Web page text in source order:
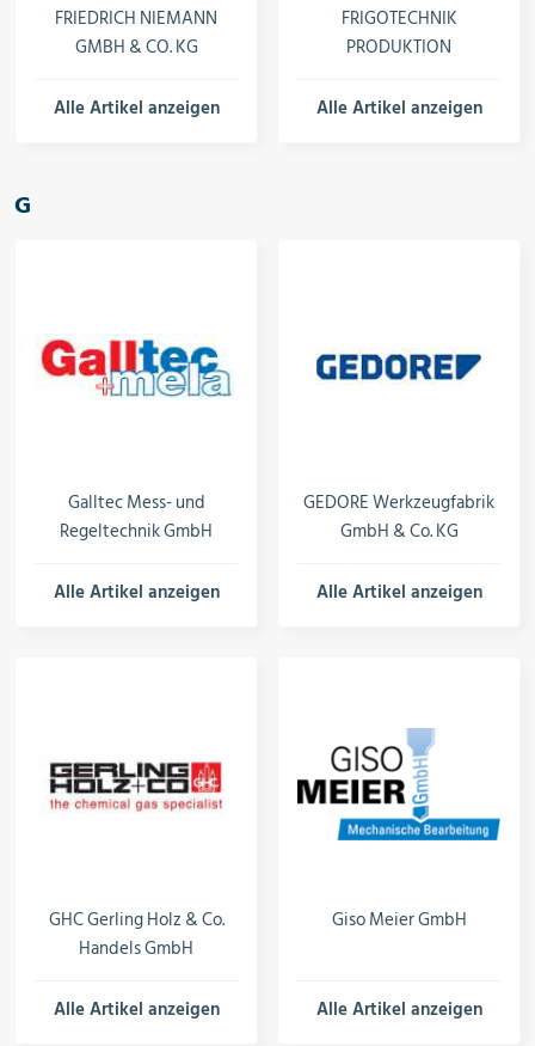
FRIEDRICH NIEMANN
GMBH & CO. KG
Alle Artikel anzeigen
FRIGOTECHNIK
PRODUKTION
Alle Artikel anzeigen
G
Galltec Mess- und
Regeltechnik GmbH
Alle Artikel anzeigen
GEDORE Werkzeugfabrik
GmbH & Co. KG
Alle Artikel anzeigen
GHC Gerling Holz & Co.
Handels GmbH
Alle Artikel anzeigen
Giso Meier GmbH
Alle Artikel anzeigen